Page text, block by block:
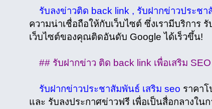
รับลงข่าวติด back link , รับฝากข่าวประชา
ความน่าเชื่อถือให้กับเว็บไซต์ ซึ่งเรามีบริการ
เว็บไซต์ของคุณติดอันดับ Google ได้เร็วขึ้น!
## รับฝากข่าว ติด back link เพื่อเสริม
รับฝากข่าวประชาสัมพันธ์ เสริม seo ราคา
และ รับลงประกาศข่าวฟรี เพื่อเป็นสื่อกลางใน